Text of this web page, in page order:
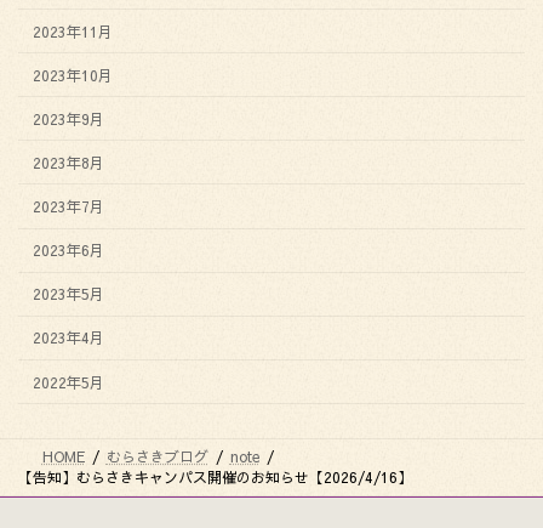
2023年11月
2023年10月
2023年9月
2023年8月
2023年7月
2023年6月
2023年5月
2023年4月
2022年5月
HOME むらさきブログ
note
【告知】むらさきキャンパス開催のお知らせ【2026/4/16】